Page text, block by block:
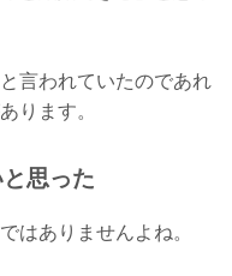
言われていたのであれ
ります。
思った
はありませんよね。